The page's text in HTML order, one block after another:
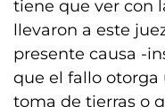
tiene que ver con
llevaron a este
presente causa -
que el fallo otorga
toma de tierras o